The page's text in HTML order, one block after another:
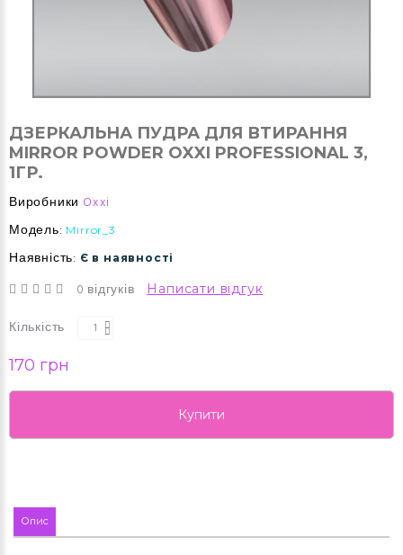
ДЗЕРКАЛЬНА ПУДРА ДЛЯ ВТИРАННЯ
MIRROR POWDER OXXI PROFESSIONAL 3,
1ГР.
Виробники Oxxi
Модель: Mirror_3
Наявність: Є в наявності
0 відгуків Написати відгук
Кількість
170 грн
Купити
Опис